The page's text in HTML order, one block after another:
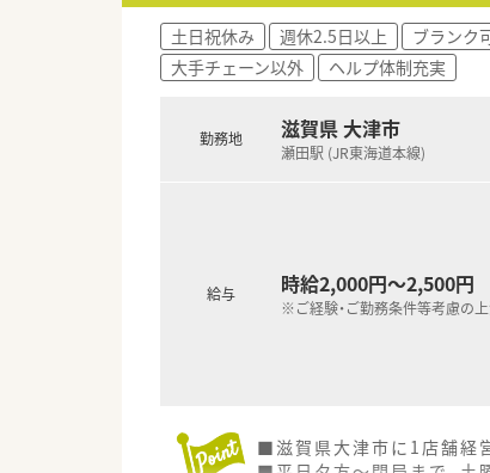
土日祝休み 週休2.5日以上 ブランク
大手チェーン以外
ヘルプ体制充実
勤務地 滋賀県 大津市
瀬田駅 (JR東海道本線)
給与 時給2,000円～2,500円
※ご経験・ご勤務条件等考慮の
■滋賀県大津市に1店舗経